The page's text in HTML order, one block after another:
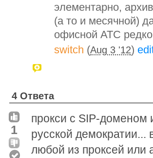
элементарно,
(а то и месячной)
офисной АТС
switch (Aug 3 '12)
4 Ответа
1
прокси с SIP-доменом
русской демократии...
любой из проксей или